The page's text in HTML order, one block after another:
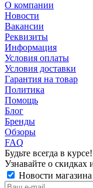
О компании
Новости
Вакансии
Реквизиты
Информация
Условия оплаты
Условия доставки
Гарантия на товар
Политика
Помощь
Блог
Бренды
Обзоры
FAQ
Будьте всегда в курсе!
Узнавайте о скидках
Новости магазина